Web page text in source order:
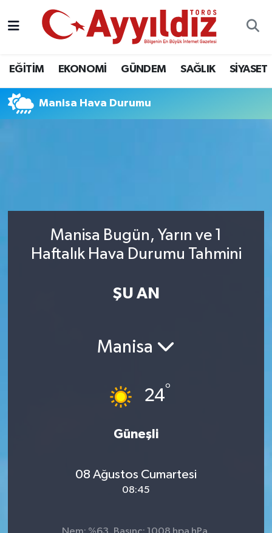
EĞİTİM EKONOMİ GÜNDEM SAĞLIK SİYASET
Manisa Hava Durumu
Manisa Bugün, Yarın ve 1
Haftalık Hava Durumu Tahmini
ŞU AN
Manisa
24°
Güneşli
08 Ağustos Cumartesi
08:45